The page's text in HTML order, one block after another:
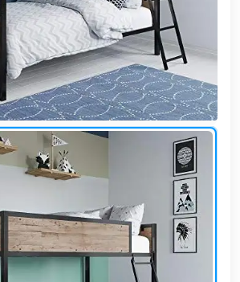
وشواطئ
أثاث
كافيهات
ومطاعم
وفنادق
حواجز
مرورية
خزانات
مياه
أثاث
الحيوانات